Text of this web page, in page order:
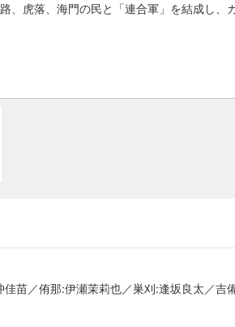
、虎落、海門の民と「連合軍」を結成し、
苗／侑那:伊瀬茉莉也／巣刈:逢坂良太／吉